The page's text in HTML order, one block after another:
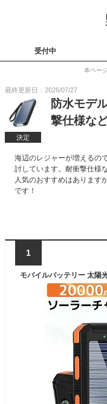
受付中
本ペー
最終更新日：2026/07/27
決定
防水モデ
撃仕様な
海辺のレジャーが増えるの
討しています。耐衝撃仕様
人気のおすすめはあります
です！
1